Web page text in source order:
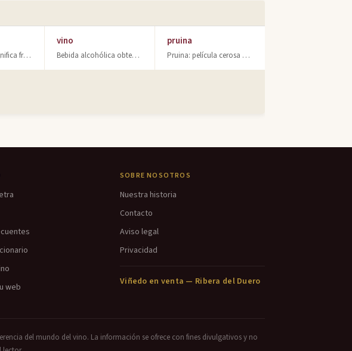
Descubre qué significa fresco en enología: acidez equilibrada y sensación refres
vino
Bebida alcohólica obtenida por fermentación de uva. Descubre qué es el vino, sus
pruina
Pruina: película cerosa blanquecina que recubre las uvas. Función protectora, mi
web
SOBRE NOSOTROS
Nuestra historia
Contacto
Aviso legal
Privacidad
Viñedo en venta — Ribera del Duero
del mundo del vino. La información se ofrece con fines divulgativos y no